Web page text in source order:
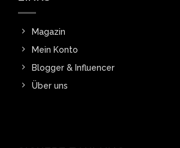
Magazin
Mein Konto
Blogger & Influencer
Über uns